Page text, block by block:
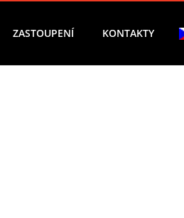
ZASTOUPENÍ KONTAKTY